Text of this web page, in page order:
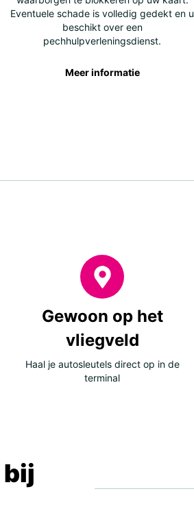
Eventuele schade is volledig gedekt en u
beschikt over een
pechhulpverleningsdienst.
Meer informatie
Gewoon op het
vliegveld
Haal je autosleutels direct op in de
terminal